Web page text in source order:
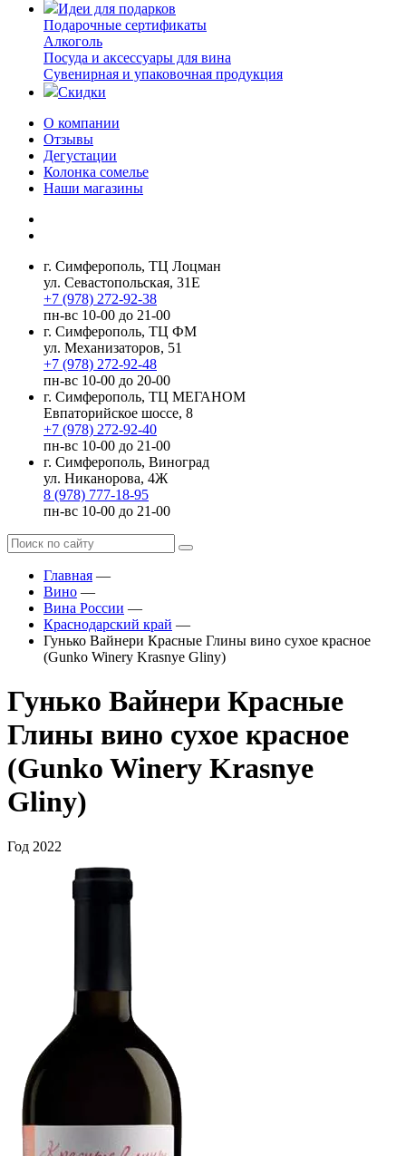
Идеи для подарков
Подарочные сертификаты
Алкоголь
Посуда и аксессуары для вина
Сувенирная и упаковочная продукция
Скидки
О компании
Отзывы
Дегустации
Колонка сомелье
Наши магазины
г. Симферополь, ТЦ Лоцман
ул. Севастопольская, 31Е
+7 (978) 272-92-38
пн-вс 10-00 до 21-00
г. Симферополь, ТЦ ФМ
ул. Механизаторов, 51
+7 (978) 272-92-48
пн-вс 10-00 до 20-00
г. Симферополь, ТЦ МЕГАНОМ
Евпаторийское шоссе, 8
+7 (978) 272-92-40
пн-вс 10-00 до 21-00
г. Симферополь, Виноград
ул. Никанорова, 4Ж
8 (978) 777-18-95
пн-вс 10-00 до 21-00
Главная —
Вино —
Вина России —
Краснодарский край —
Гунько Вайнери Красные Глины вино сухое красное
(Gunko Winery Krasnye Gliny)
Гунько Вайнери Красные
Глины вино сухое красное
(Gunko Winery Krasnye
Gliny)
Год 2022